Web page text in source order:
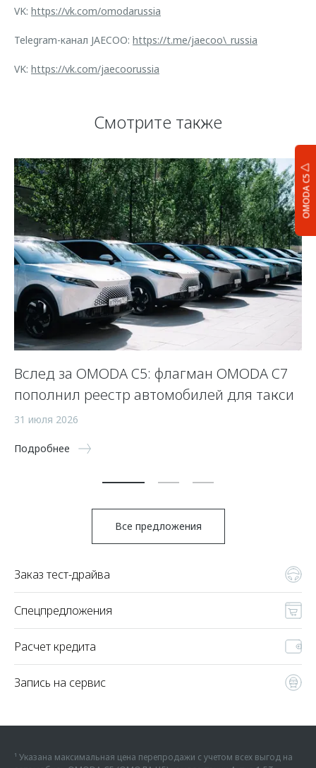
OMODA C5
VK: https://vk.com/omodarussia
Telegram-канал JAECOO: https://t.me/jaecoo\_russia
VK: https://vk.com/jaecoorussia
Смотрите также
Вслед за OMODA C5: флагман OMODA C7
пополнил реестр автомобилей для такси
31 июля 2026
Подробнее
Все предложения
Заказ тест-драйва
Спецпредложения
Расчет кредита
Запись на сервис
¹ Указана максимальная цена перепродажи с учетом всех выгод на